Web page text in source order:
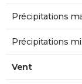
Précipitations
Précipitations
Vent